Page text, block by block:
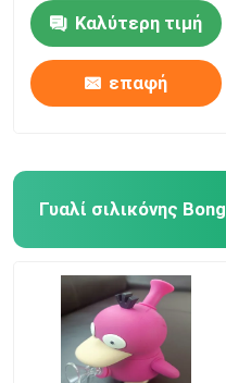
Καλύτερη τιμή
επαφή
Γυαλί σιλικόνης Bong